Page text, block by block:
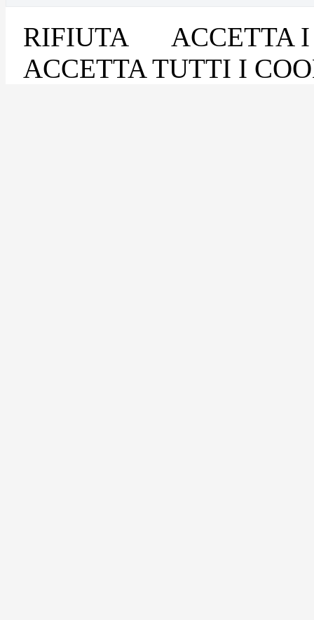
RIFIUTA
ACCETTA
ACCETTA TUTTI I